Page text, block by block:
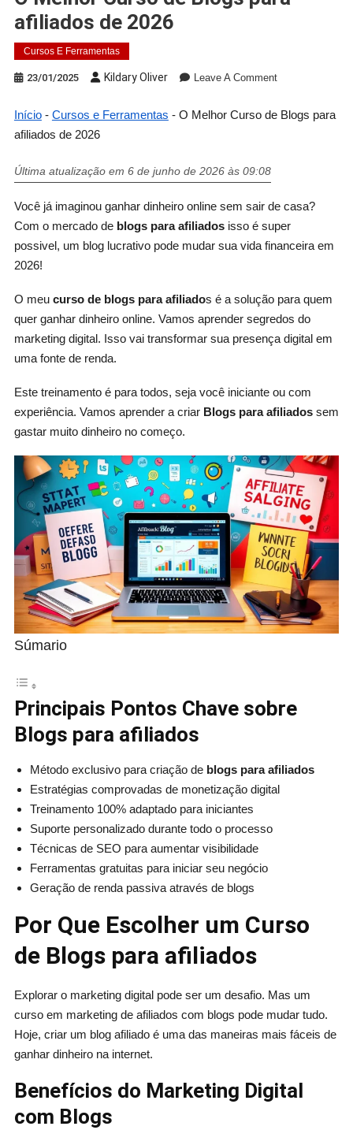
afiliados de 2026
Cursos E Ferramentas
23/01/2025 Kildary Oliver Leave A Comment
Início- Cursos e Ferramentas - O Melhor Curso de Blogs para
afiliados de 2026
Última atualização em 6 de junho de 2026 às 09:08
Você já imaginou ganhar dinheiro online sem sair de casa?
Com o mercado de blogs para afiliadosisso é super
possivel, um blog lucrativo pode mudar sua vida financeira em
2026!
O meu curso de blogs para afiliados é a solução para quem
quer ganhar dinheiro online. Vamos aprender segredos do
marketing digital. Isso vai transformar sua presença digital em
uma fonte de renda.
Este treinamento é para todos, seja você iniciante ou com
experiência. Vamos aprender a criar Blogs para afiliadossem
gastar muito dinheiro no começo.
Súmario
Principais Pontos Chave sobre
Blogs para afiliados
Método exclusivo para criação de blogs para afiliados
Estratégias comprovadas de monetização digital
Treinamento 100% adaptado para iniciantes
Suporte personalizado durante todo o processo
Técnicas de SEO para aumentar visibilidade
Ferramentas gratuitas para iniciar seu negócio
Geração de renda passiva através de blogs
Por Que Escolher um Curso
de Blogs para afiliados
Explorar o marketing digital pode ser um desafio. Mas um
curso em marketing de afiliados com blogs pode mudar tudo.
Hoje, criar um blog afiliado é uma das maneiras mais fáceis de
ganhar dinheiro na internet.
Benefícios do Marketing Digital
com Blogs